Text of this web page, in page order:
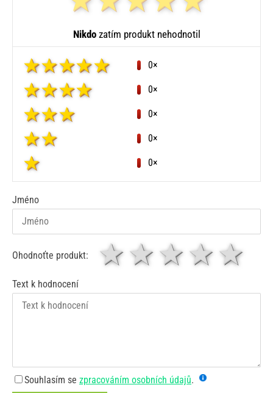
Nikdozatím produkt nehodnotil
0×
0×
0×
0×
0×
Jméno
Ohodnoťte produkt: 4
3
2 hvězdy
1 hvězda
Text k hodnocení
Souhlasím se zpracováním osobních údajů.